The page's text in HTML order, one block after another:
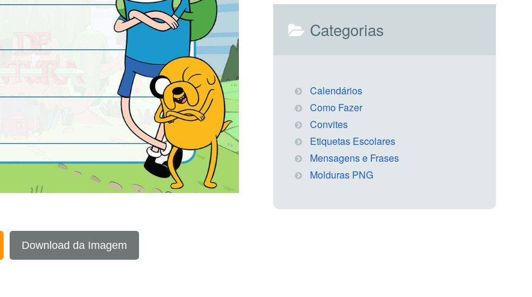
Download da Imagem
Categorias
Calendários
Como Fazer
Convites
Etiquetas Escolares
Mensagens e Frases
Molduras PNG